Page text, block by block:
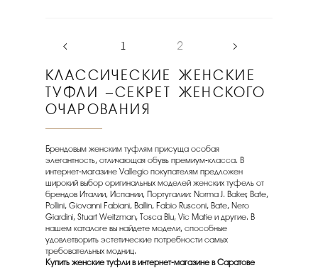
‹ 1 2 ›
КЛАССИЧЕСКИЕ ЖЕНСКИЕ
ТУФЛИ –СЕКРЕТ ЖЕНСКОГО
ОЧАРОВАНИЯ
Брендовым женским туфлям присуща особая
элегантность, отличающая обувь премиум-класса. В
интернет-магазине Vallegio покупателям предложен
широкий выбор оригинальных моделей женских туфель от
брендов Италии, Испании, Португалии: Norma J. Baker, Bate,
Pollini, Giovanni Fabiani, Ballin, Fabio Rusconi, Bate, Nero
Giardini, Stuart Weitzman, Tosca Blu, Vic Matie и другие. В
нашем каталоге вы найдете модели, способные
удовлетворить эстетические потребности самых
требовательных модниц.
Купить женские туфли в интернет-магазине в Саратове